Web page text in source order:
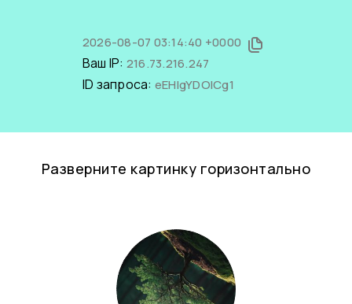
2026-08-07 03:14:40 +0000
Ваш IP: 216.73.216.247
ID запроса: eEHlgYDOICg1
Разверните картинку горизонтально